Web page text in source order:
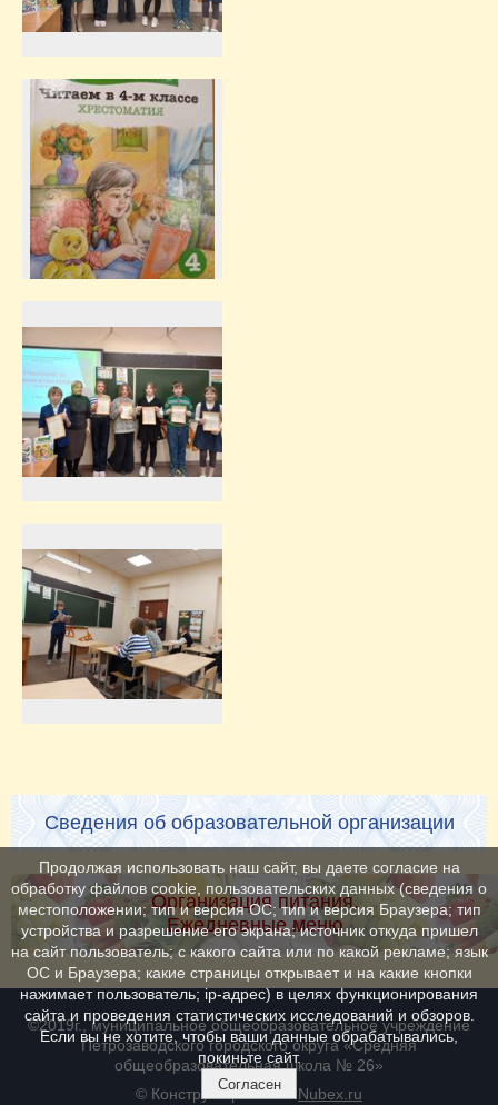
Сведения об образовательной организации
Организация питания.
Ежедневные меню
©2019г., муниципальное общеобразовательное учреждение
Петрозаводского городского округа «Средняя
общеобразовательная школа № 26»
© Конструктор сайтовNubex.ru
Продолжая использовать наш сайт, вы даете согласие на
обработку файлов cookie, пользовательских данных (сведения о
местоположении; тип и версия ОС; тип и версия Браузера; тип
устройства и разрешение его экрана; источник откуда пришел
на сайт пользователь; с какого сайта или по какой рекламе; язык
ОС и Браузера; какие страницы открывает и на какие кнопки
нажимает пользователь; ip-адрес) в целях функционирования
сайта и проведения статистических исследований и обзоров.
Если вы не хотите, чтобы ваши данные обрабатывались,
покиньте сайт.
Согласен